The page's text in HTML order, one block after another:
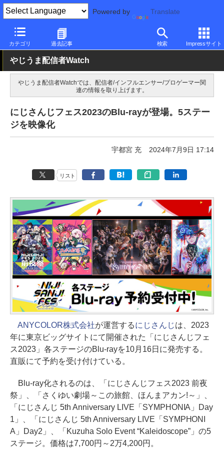
Powered by Translate
カテゴリ 過去記事 検索 Impressサイト
PC Watch 市場 動向
やじうま配信者Watch
やじうま配信者Watchでは、配信者/インフルエンサー/プロゲーマー関
連の情報を取り上げます。
にじさんじフェス2023のBlu-rayが登場。5ステー
ジを映像化
宇都宮 充 2024年7月9日 17:14
リスト
ANYCOLOR株式会社が運営するにじさんじは、2023
年に東京ビッグサイトにて開催された「にじさんじフェ
ス2023」各ステージのBlu-rayを10月16日に発売する。
直販にて予約を受け付けている。
Blu-ray化されるのは、「にじさんじフェス2023 前夜
祭」、「さくゆい劇場～この旅館、ほんまアカン!～」、
「にじさんじ 5th Anniversary LIVE「SYMPHONIA」Day
1」、「にじさんじ 5th Anniversary LIVE「SYMPHONI
A」Day2」、「Kuzuha Solo Event “Kaleidoscope”」の5
ステージ。価格は7,700円～2万4,200円。